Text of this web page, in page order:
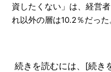
資したくない」は、経営
れ以外の層は10.2％だった
続きを読むには、[続き